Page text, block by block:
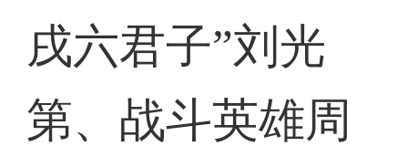
戌六君子”刘光
第、战斗英雄周